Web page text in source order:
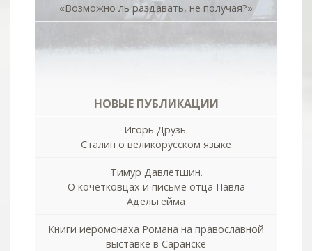
«Возможно ль раздавать, не получая?»
НОВЫЕ ПУБЛИКАЦИИ
Игорь Друзь.
Сталин о великорусском языке
Тимур Давлетшин.
О кочетковцах и письме отца Павла
Адельгейма
Книги иеромонаха Романа на православной
выставке в Саранске